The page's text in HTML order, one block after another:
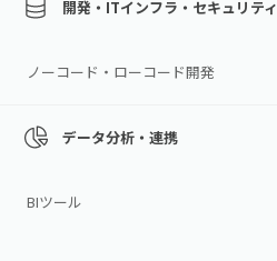
開発・ITインフラ・セキュリティ
ノーコード・ローコード開発
データ分析・連携
BIツール